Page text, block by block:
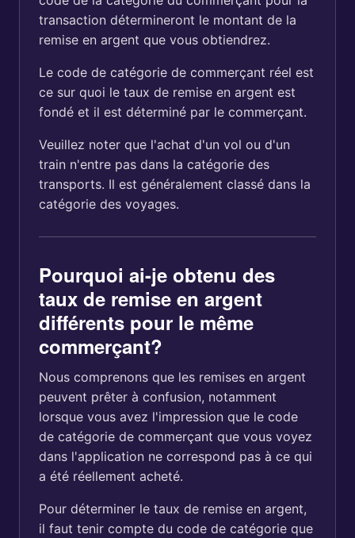
transaction détermineront le montant de la
remise en argent que vous obtiendrez.
Le code de catégorie de commerçant réel est
ce sur quoi le taux de remise en argent est
fondé et il est déterminé par le commerçant.
Veuillez noter que l'achat d'un vol ou d'un
train n'entre pas dans la catégorie des
transports. Il est généralement classé dans la
catégorie des voyages.
Pourquoi ai-je obtenu des
taux de remise en argent
différents pour le même
commerçant?
Nous comprenons que les remises en argent
peuvent prêter à confusion, notamment
lorsque vous avez l'impression que le code
de catégorie de commerçant que vous voyez
dans l'application ne correspond pas à ce qui
a été réellement acheté.
Pour déterminer le taux de remise en argent,
il faut tenir compte du code de catégorie que